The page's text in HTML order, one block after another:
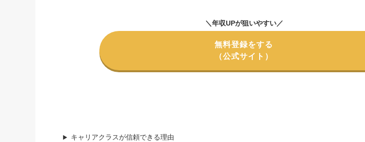
＼年収UPが狙いやすい／
無料登録をする
（公式サイト）
キャリアクラスが信頼できる理由